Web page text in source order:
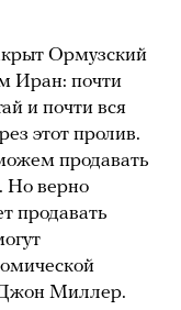
Ормузский
Иран: почти
и почти вся
этот пролив.
продавать
Но верно
продавать
Джон Миллер.